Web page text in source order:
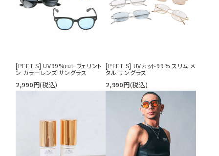
[PEET S] UV99%cut ウェリント
ン カラーレンズ サングラス
2,990円(税込)
[PEET S] UVカット99% スリム メ
タル サングラス
2,990円(税込)